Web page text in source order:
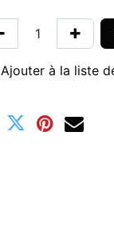
Ajouter à la liste